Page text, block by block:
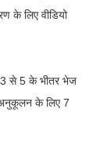
के लिए वीडियो
3 से 5 के भीतर भेज
अनुकूलन के लिए 7